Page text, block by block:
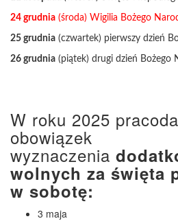
24 grudnia (środa) Wigilia Bożego
25 grudnia (czwartek) pierwszy dzień
26 grudnia (piątek) drugi dzień Bożego
W roku 2025
obowiązek
wyznaczenia
wolnych za święta
w sobotę:
3 maja